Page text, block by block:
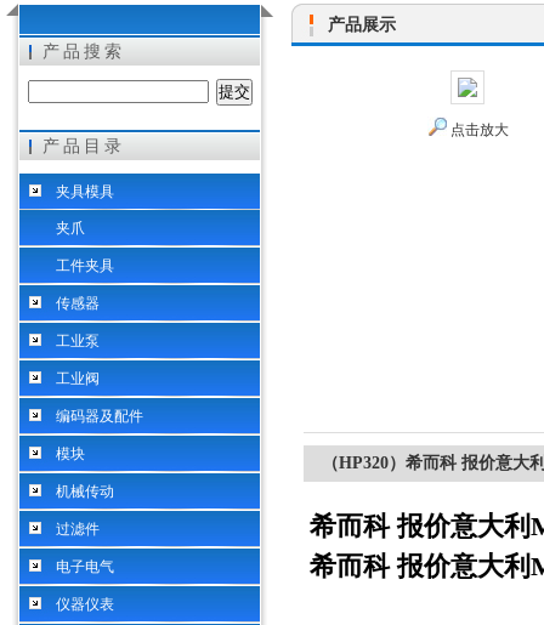
希而科工业控制设备（上海）有限公司
产品搜索
产品目录
夹具模具
夹爪
工件夹具
传感器
工业泵
工业阀
编码器及配件
模块
机械传动
过滤件
电子电气
仪器仪表
产品展示
点击放大
（HP320）希而科 报价意大
希而科 报价意大利
希而科 报价意大利